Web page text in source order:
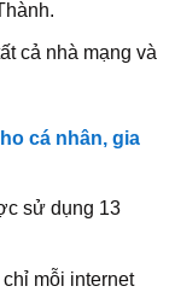
cả nhà mạng và
cá nhân, gia
sử dụng 13
mỗi internet